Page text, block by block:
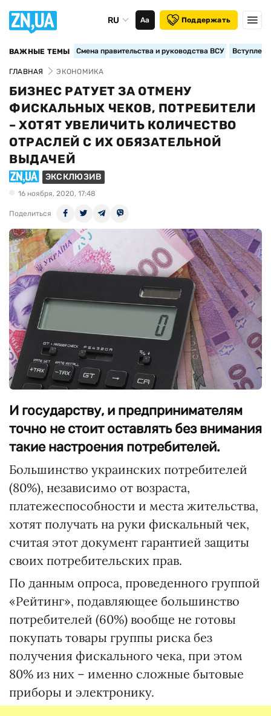
RU Аа Поддержать
ВАЖНЫЕ ТЕМЫ Смена правительства и руководства ВСУ
ГЛАВНАЯ ЭКОНОМИКА
БИЗНЕС РАТУЕТ ЗА ОТМЕНУ
ФИСКАЛЬНЫХ ЧЕКОВ, ПОТРЕБИТЕЛИ
– ХОТЯТ УВЕЛИЧИТЬ КОЛИЧЕСТВО
ОТРАСЛЕЙ С ИХ ОБЯЗАТЕЛЬНОЙ
ВЫДАЧЕЙ
ЭКСКЛЮЗИВ
16 ноября, 2020, 17:48
Поделиться
И государству, и предпринимателям
точно не стоит оставлять без внимания
такие настроения потребителей.
Большинство украинских потребителей
(80%), независимо от возраста,
платежеспособности и места жительства,
хотят получать на руки фискальный чек,
считая этот документ гарантией защиты
своих потребительских прав.
По данным опроса, проведенного группой
«Рейтинг», подавляющее большинство
потребителей (60%) вообще не готовы
покупать товары группы риска без
получения фискального чека, при этом
80% из них – именно сложные бытовые
приборы и электронику.